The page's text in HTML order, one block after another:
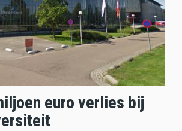
euro verlies bij